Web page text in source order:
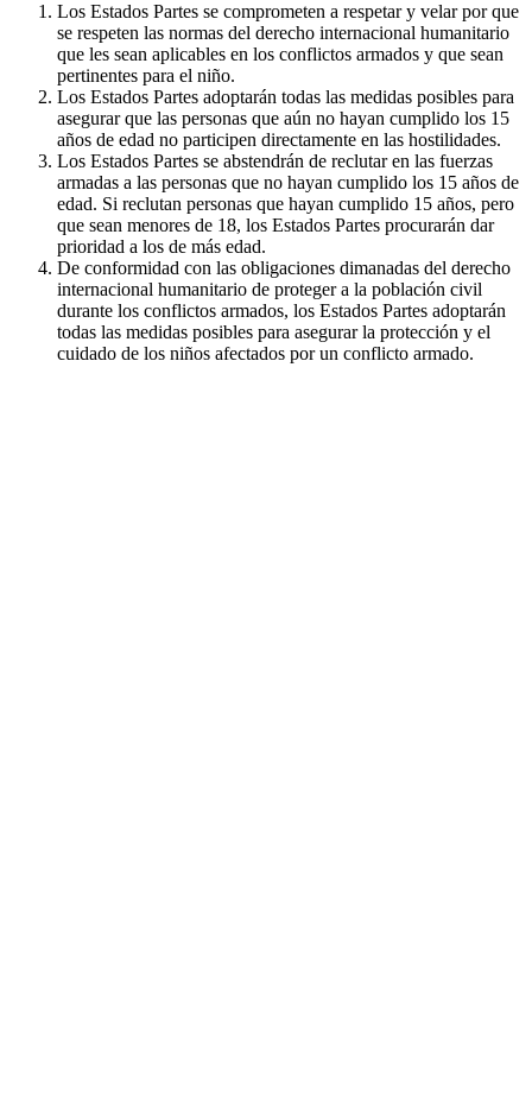
Los Estados Partes se comprometen a respetar y velar por que
se respeten las normas del derecho internacional humanitario
que les sean aplicables en los conflictos armados y que sean
pertinentes para el niño.
Los Estados Partes adoptarán todas las medidas posibles para
asegurar que las personas que aún no hayan cumplido los 15
años de edad no participen directamente en las hostilidades.
Los Estados Partes se abstendrán de reclutar en las fuerzas
armadas a las personas que no hayan cumplido los 15 años de
edad. Si reclutan personas que hayan cumplido 15 años, pero
que sean menores de 18, los Estados Partes procurarán dar
prioridad a los de más edad.
De conformidad con las obligaciones dimanadas del derecho
internacional humanitario de proteger a la población civil
durante los conflictos armados, los Estados Partes adoptarán
todas las medidas posibles para asegurar la protección y el
cuidado de los niños afectados por un conflicto armado.